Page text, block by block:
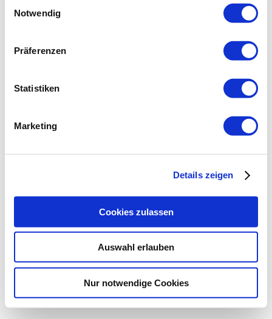
Notwendig
Präferenzen
Statistiken
Marketing
Details zeigen
Cookies zulassen
Auswahl erlauben
Nur notwendige Cookies